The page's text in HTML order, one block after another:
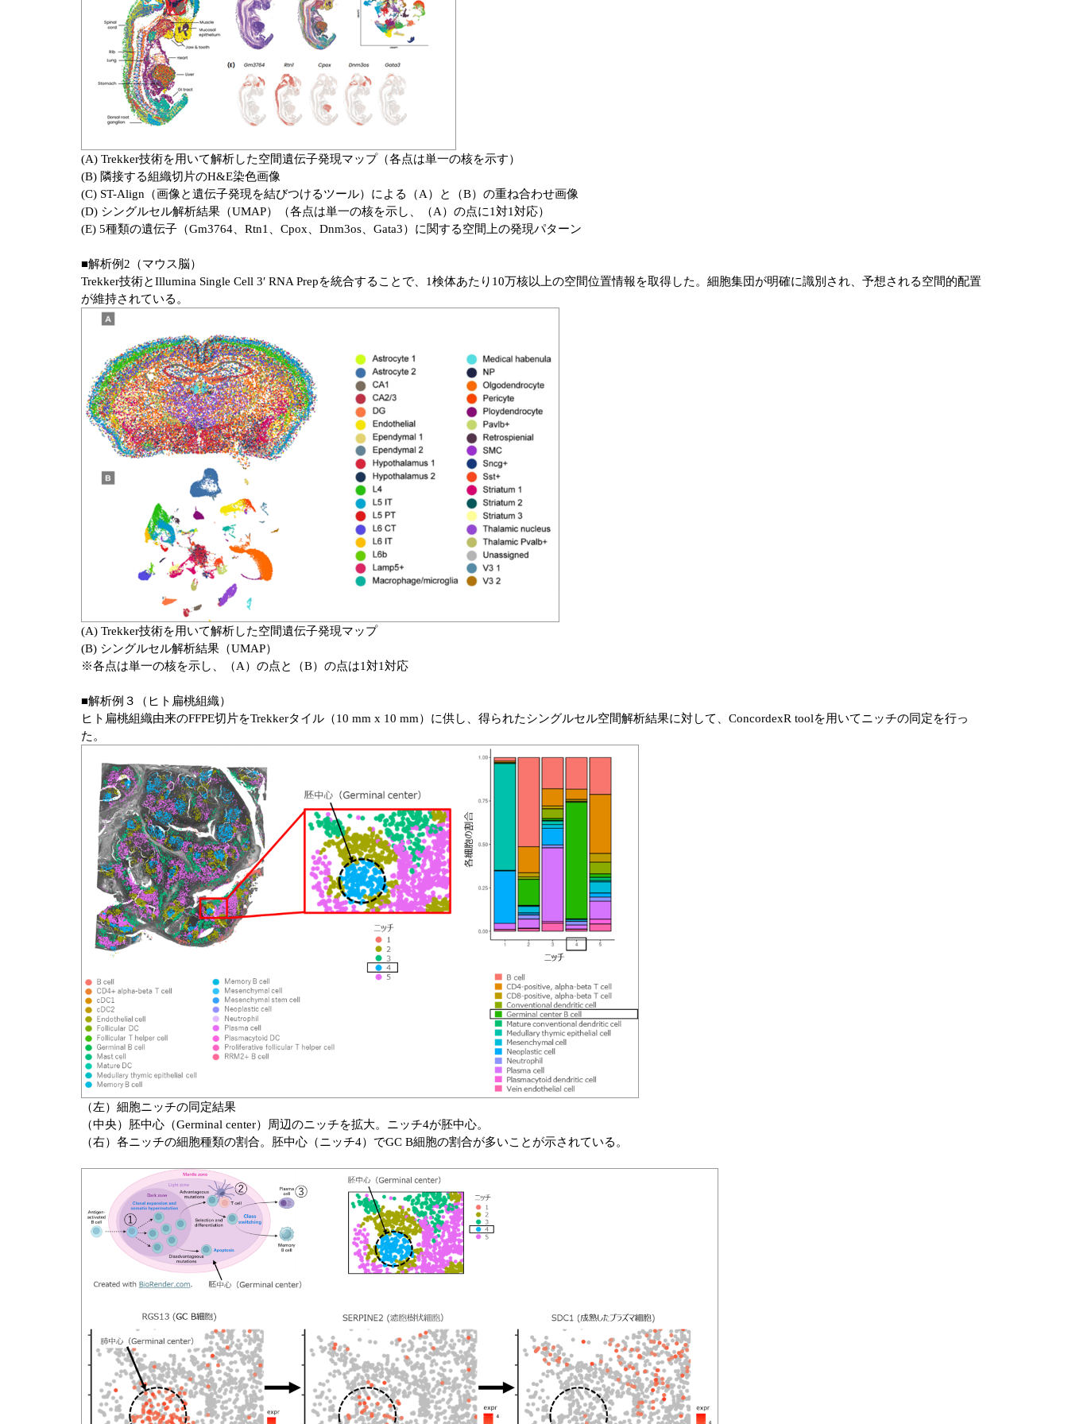
(A) Trekker技術を用いて解析した空間遺伝子発現マップ（各点は単一の核を示す）
(B) 隣接する組織切片のH&E染色画像
(C) ST-Align（画像と遺伝子発現を結びつけるツール）による（A）と（B）の重ね合わせ画像
(D) シングルセル解析結果（UMAP）（各点は単一の核を示し、（A）の点に1対1対応）
(E) 5種類の遺伝子（Gm3764、Rtn1、Cpox、Dnm3os、Gata3）に関する空間上の発現パターン
■解析例2（マウス脳）
Trekker技術とIllumina Single Cell 3′ RNA Prepを統合することで、1検体あたり10万核以上の空間位置情報を取得した。細胞集団が明確に識別され、予想される空間的配置
が維持されている。
(A) Trekker技術を用いて解析した空間遺伝子発現マップ
(B) シングルセル解析結果（UMAP）
※各点は単一の核を示し、（A）の点と（B）の点は1対1対応
■解析例３（ヒト扁桃組織）
ヒト扁桃組織由来のFFPE切片をTrekkerタイル（10 mm x 10 mm）に供し、得られたシングルセル空間解析結果に対して、ConcordexR toolを用いてニッチの同定を行っ
た。
（左）細胞ニッチの同定結果
（中央）胚中心（Germinal center）周辺のニッチを拡大。ニッチ4が胚中心。
（右）各ニッチの細胞種類の割合。胚中心（ニッチ4）でGC B細胞の割合が多いことが示されている。